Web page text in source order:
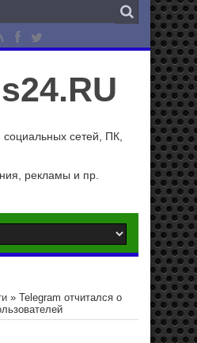
сетей, ПК,
рекламы и пр.
» Telegram отчитался о